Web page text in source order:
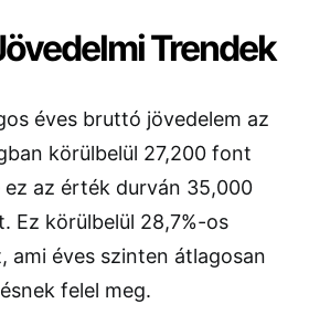
Trendek
éves bruttó jövedelem az
körülbelül 27,200 font
az érték durván 35,000
Ez körülbelül 28,7%-os
ami éves szinten átlagosan
felel meg.